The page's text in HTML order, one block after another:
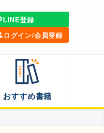
LINE登録
ログイン/会員登録
おすすめ書籍